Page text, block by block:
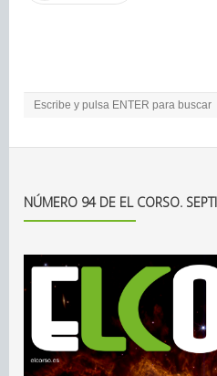
NÚMERO 94 DE EL CORSO.